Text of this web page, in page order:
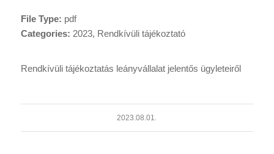
Rendkívüli tájékoztatás leányvállalat jelentős ügyleteiről
File Type: pdf
Categories: 2023, Rendkívüli tájékoztató
2023.08.01.